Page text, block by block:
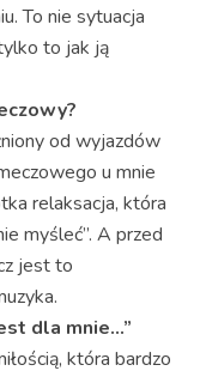
To nie sytuacja
to jak ją
od wyjazdów
u mnie
relaksacja, która
myśleć”. A przed
jest to
dla mnie…”
która bardzo